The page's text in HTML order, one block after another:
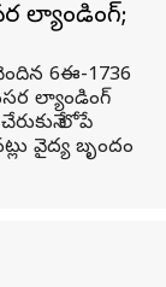
ల్యాండింగ్;
6ఈ-1736
ల్యాండింగ్
లోపే
వైద్య బృందం